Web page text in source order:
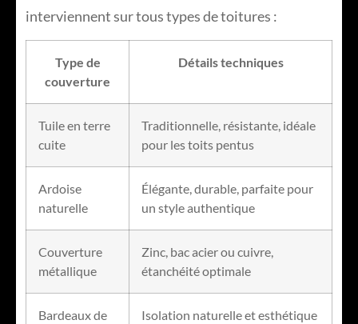
interviennent sur tous types de toitures :
Type de
couverture
Détails techniques
Tuile en terre
cuite
Traditionnelle, résistante, idéale
pour les toits pentus
Ardoise
naturelle
Élégante, durable, parfaite pour
un style authentique
Couverture
métallique
Zinc, bac acier ou cuivre,
étanchéité optimale
Bardeaux de
Isolation naturelle et esthétique